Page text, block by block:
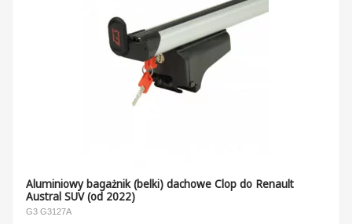
Aluminiowy bagażnik (belki) dachowe Clop do Renault
Austral SUV (od 2022)
G3 G3127A